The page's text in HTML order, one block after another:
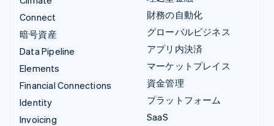
Connect
暗号資産
Data Pipeline
Elements
Financial Connections
Identity
Invoicing
財務の自動化
グローバルビジネス
アプリ内決済
マーケットプレイス
資金管理
プラットフォーム
SaaS